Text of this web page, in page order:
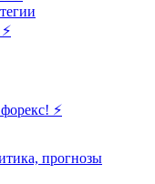
⚡
прогнозы